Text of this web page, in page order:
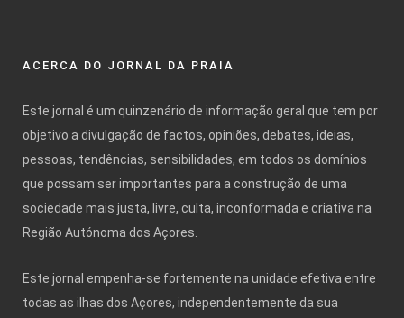
ACERCA DO JORNAL DA PRAIA
Este jornal é um quinzenário de informação geral que tem por
objetivo a divulgação de factos, opiniões, debates, ideias,
pessoas, tendências, sensibilidades, em todos os domínios
que possam ser importantes para a construção de uma
sociedade mais justa, livre, culta, inconformada e criativa na
Região Autónoma dos Açores.
Este jornal empenha-se fortemente na unidade efetiva entre
todas as ilhas dos Açores, independentemente da sua